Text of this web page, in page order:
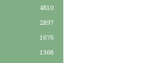
4810
2897
1676
1368